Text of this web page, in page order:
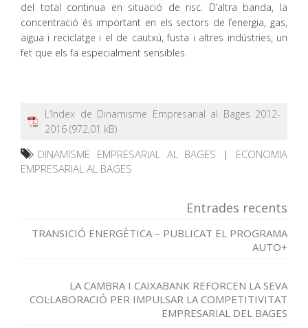
del total continua en situació de risc. D’altra banda, la
concentració és important en els sectors de l’energia, gas,
aigua i reciclatge i el de cautxú, fusta i altres indústries, un
fet que els fa especialment sensibles.
L’Index de Dinamisme Empresarial al Bages 2012-
2016
DINAMISME EMPRESARIAL AL BAGES | ECONOMIA
EMPRESARIAL AL BAGES
Entrades recents
TRANSICIÓ ENERGÈTICA – PUBLICAT EL PROGRAMA
AUTO+
LA CAMBRA I CAIXABANK REFORCEN LA SEVA
COL·LABORACIÓ PER IMPULSAR LA COMPETITIVITAT
EMPRESARIAL DEL BAGES